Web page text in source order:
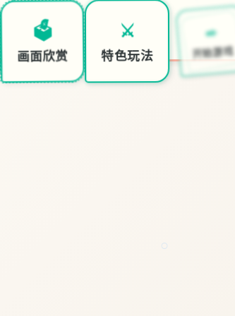
🗳️
画面欣赏
⚔️
特色玩法
✒️
开始游戏
○